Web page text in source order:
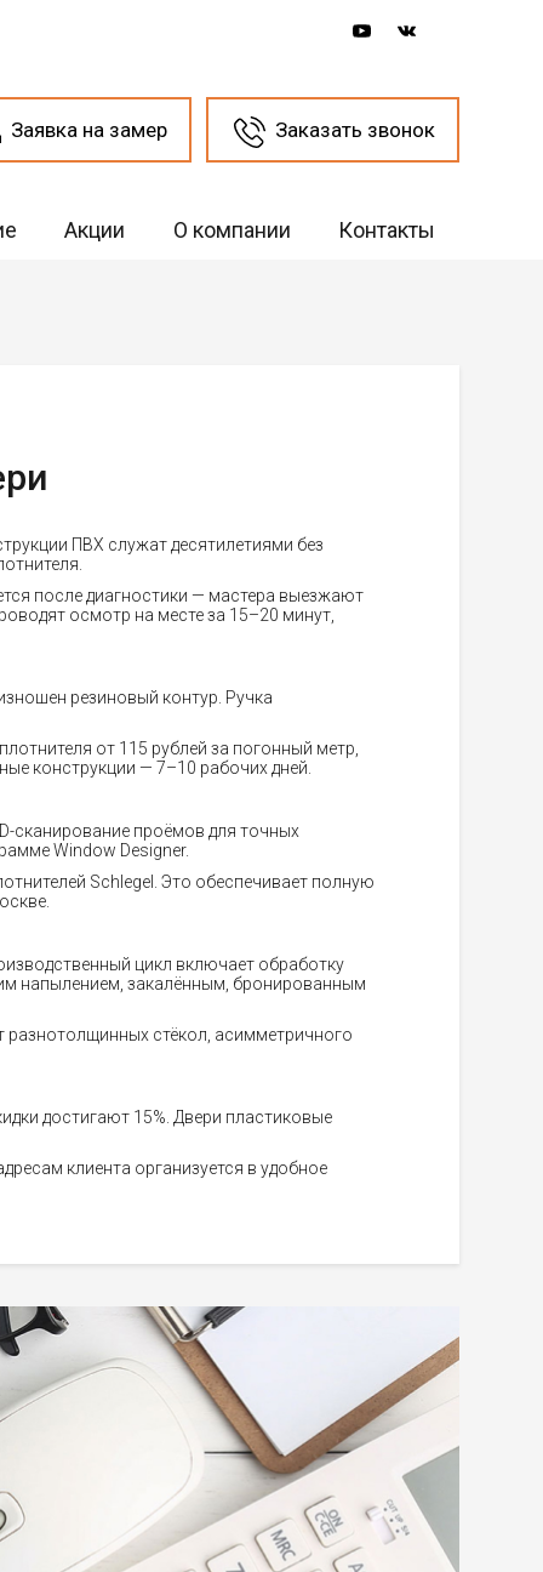
Заявка на замер Заказать звонок
Акции О компании Контакты
ПВХ служат десятилетиями без
после диагностики — мастера выезжают
осмотр на месте за 15–20 минут,
резиновый контур. Ручка
от 115 рублей за погонный метр,
конструкции — 7–10 рабочих дней.
сканирование проёмов для точных
Window Designer.
Schlegel. Это обеспечивает полную
цикл включает обработку
напылением, закалённым, бронированным
разнотолщинных стёкол, асимметричного
достигают 15%. Двери пластиковые
клиента организуется в удобное